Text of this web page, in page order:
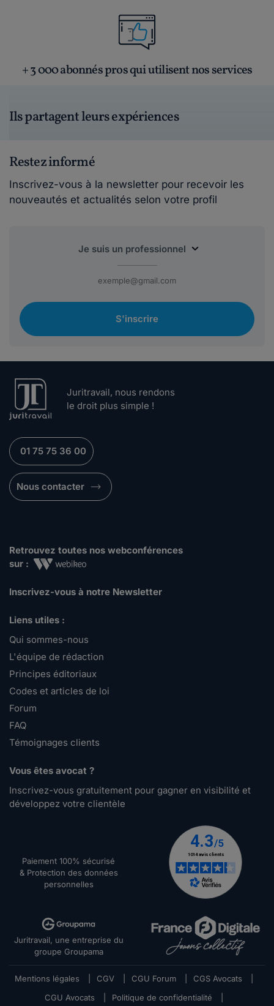
+ 3 000 abonnés pros qui utilisent nos services
Ils partagent leurs expériences
Restez informé
Inscrivez-vous à la newsletter pour recevoir les
nouveautés et actualités selon votre profil
S'inscrire
Juritravail, nous rendons
le droit plus simple !
01 75 75 36 00
Nous contacter
Retrouvez toutes nos webconférences
sur :
Inscrivez-vous à notre Newsletter
Liens utiles :
Qui sommes-nous
L'équipe de rédaction
Principes éditoriaux
Codes et articles de loi
Forum
FAQ
Témoignages clients
Vous êtes avocat ?
Inscrivez-vous gratuitement pour gagner en visibilité et
développez votre clientèle
Paiement 100% sécurisé
& Protection des données
personnelles
Juritravail, une entreprise du
groupe Groupama
Mentions légales CGV CGU Forum CGS Avocats
CGU Avocats
Politique de confidentialité